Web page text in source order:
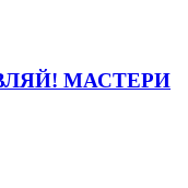
МАСТЕРИ